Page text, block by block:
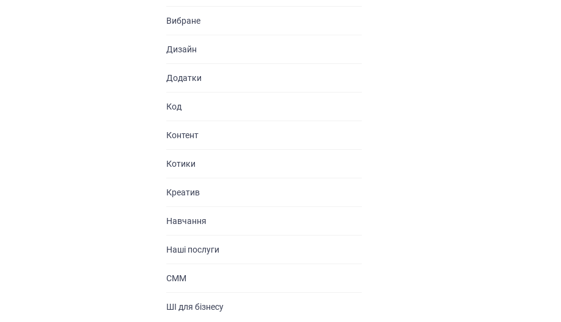
Вибране
Дизайн
Додатки
Код
Контент
Котики
Креатив
Навчання
Наші послуги
СММ
ШІ для бізнесу